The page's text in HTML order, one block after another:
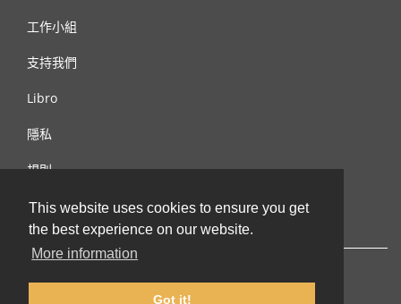
This website uses cookies to ensure you get
the best experience on our website.
More information
Got it!
工作小組
支持我們
Libro
隱私
規則
連絡我們